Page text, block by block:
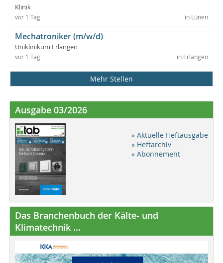
Klinik
in Lünen
vor 1 Tag
Mechatroniker (m/w/d)
Uniklinikum Erlangen
in Erlangen
vor 1 Tag
Mehr Stellen
Ausgabe 03/2026
» Aktuelle Heftausgabe
» Heftarchiv
» Abonnement
Das Branchenbuch der Kälte- und
Klimatechnik ...